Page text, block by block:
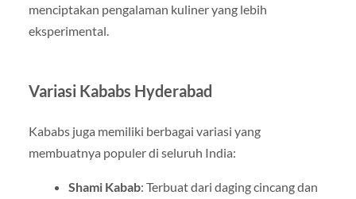
menciptakan pengalaman kuliner yang lebih
eksperimental.
Variasi Kababs Hyderabad
Kababs juga memiliki berbagai variasi yang
membuatnya populer di seluruh India:
Shami Kabab: Terbuat dari daging cincang dan